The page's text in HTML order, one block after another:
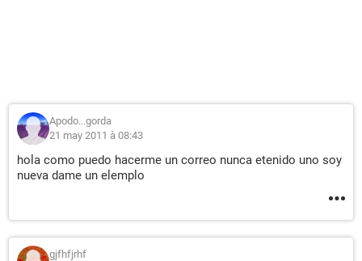
Apodo...gorda
21 may 2011 à 08:43
hola como puedo hacerme un correo nunca etenido uno soy
nueva dame un elemplo
gjfhfjrhf